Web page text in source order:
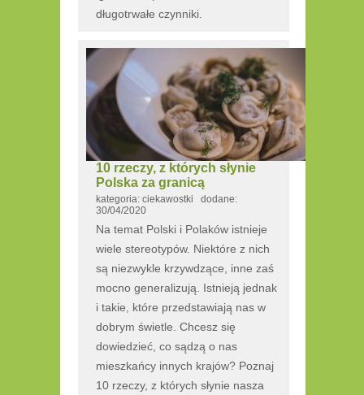
długotrwałe czynniki.
10 rzeczy, z których słynie
Polska za granicą
kategoria: ciekawostki dodane:
30/04/2020
Na temat Polski i Polaków istnieje
wiele stereotypów. Niektóre z nich
są niezwykle krzywdzące, inne zaś
mocno generalizują. Istnieją jednak
i takie, które przedstawiają nas w
dobrym świetle. Chcesz się
dowiedzieć, co sądzą o nas
mieszkańcy innych krajów? Poznaj
10 rzeczy, z których słynie nasza